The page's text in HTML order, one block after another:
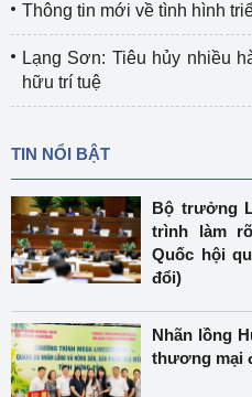
Thông tin mới về tình hình
Lạng Sơn: Tiêu hủy nhiều
hữu trí tuệ
TIN NỔI BẬT
Bộ trưởng
trình làm
Quốc hội
đổi)
Nhãn lồng
thương mại